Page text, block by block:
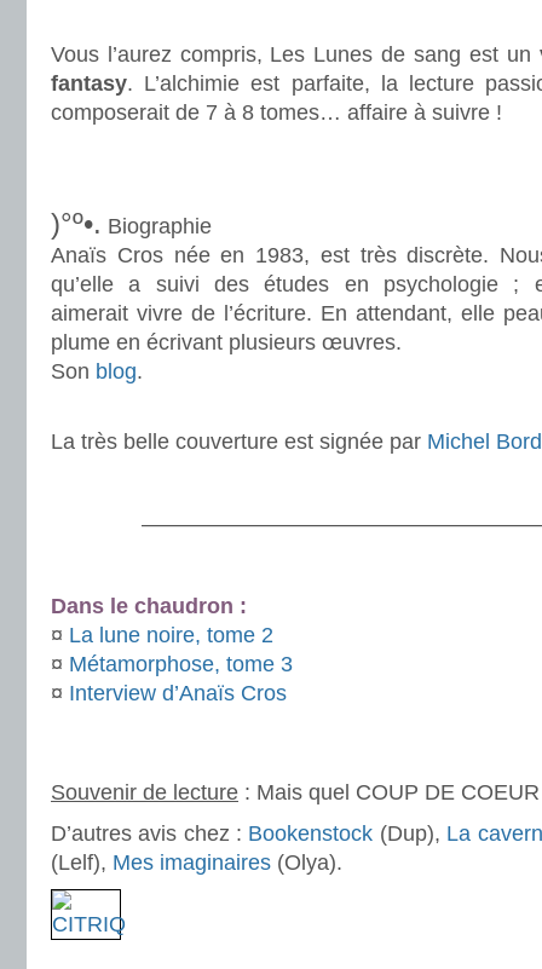
Vous l’aurez compris, Les Lunes de sang est un
fantasy. L’alchimie est parfaite, la lecture
composerait de 7 à 8 tomes… affaire à suivre !
)°º•. Biographie
Anaïs Cros née en 1983, est très discrète.
qu’elle a suivi des études en psychologie ;
aimerait vivre de l’écriture. En attendant, elle
plume en écrivant plusieurs œuvres.
Son blog.
La très belle couverture est signée par Michel
Dans le chaudron :
¤ La lune noire, tome 2
¤ Métamorphose, tome 3
¤ Interview d’Anaïs Cros
Souvenir de lecture : Mais quel COUP DE
D’autres avis chez : Bookenstock (Dup), La
(Lelf), Mes imaginaires (Olya).